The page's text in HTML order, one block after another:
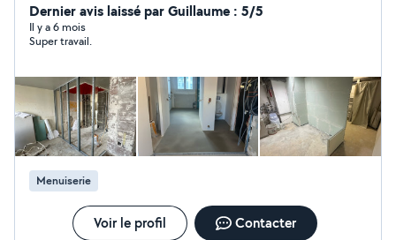
meilleure lettre de présentation est la qualité de mon
travail.
Dernier avis laissé par Guillaume : 5/5
Il y a 6 mois
Super travail.
Menuiserie
Voir le profil Contacter